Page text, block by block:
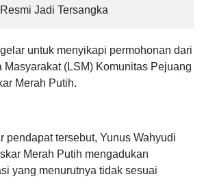
Jadi Tersangka
untuk menyikapi permohonan dari
Masyarakat (LSM) Komunitas Pejuang
Merah Putih.
pendapat tersebut, Yunus Wahyudi
Merah Putih mengadukan
yang menurutnya tidak sesuai